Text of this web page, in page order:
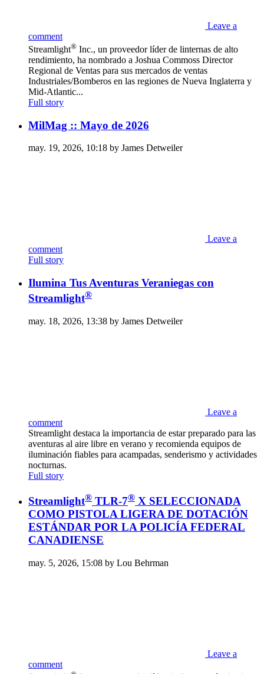
Leave a
comment
Streamlight® Inc., un proveedor líder de linternas de alto
rendimiento, ha nombrado a Joshua Commoss Director
Regional de Ventas para sus mercados de ventas
Industriales/Bomberos en las regiones de Nueva Inglaterra y
Mid-Atlantic...
Full story
MilMag :: Mayo de 2026
may. 19, 2026, 10:18 by James Detweiler
Leave a
comment
Full story
Ilumina Tus Aventuras Veraniegas con
Streamlight®
may. 18, 2026, 13:38 by James Detweiler
Leave a
comment
Streamlight destaca la importancia de estar preparado para las
aventuras al aire libre en verano y recomienda equipos de
iluminación fiables para acampadas, senderismo y actividades
nocturnas.
Full story
Streamlight® TLR-7® X SELECCIONADA
COMO PISTOLA LIGERA DE DOTACIÓN
ESTÁNDAR POR LA POLICÍA FEDERAL
CANADIENSE
may. 5, 2026, 15:08 by Lou Behrman
Leave a
comment